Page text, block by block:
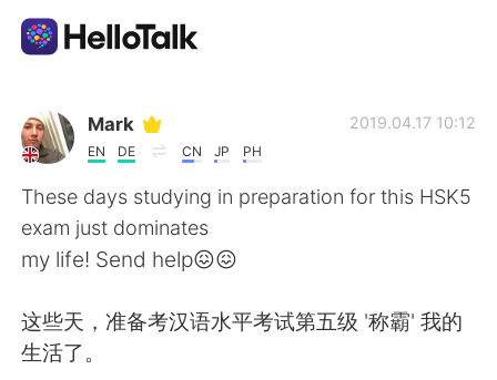
Language Exchange App
AI Grammar Checker
English
简体中文 繁體中文
Mark
EN DE CN JP PH
2019.04.17 10:12
These days studying in preparation for this HSK5
exam just dominates
my life! Send help😖😖
这些天，准备考汉语水平考试第五级 '称霸' 我的
生活了。